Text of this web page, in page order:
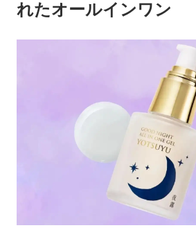
れたオールインワン